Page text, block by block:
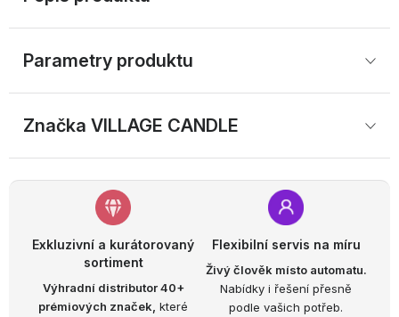
Parametry produktu
Značka VILLAGE CANDLE
Exkluzivní a kurátorovaný
sortiment
Výhradní distributor 40+
prémiových značek, které
Flexibilní servis na míru
Živý člověk místo automatu.
Nabídky i řešení přesně
podle vašich potřeb.